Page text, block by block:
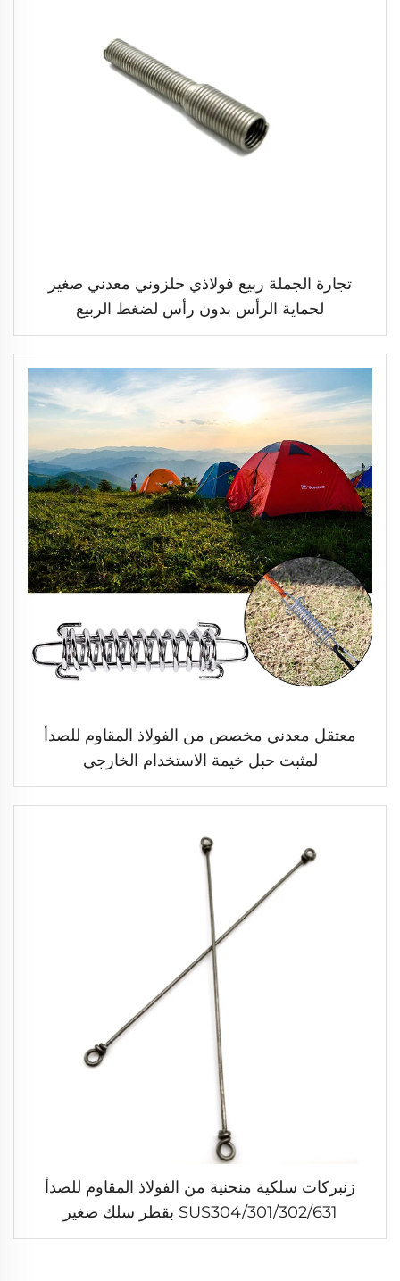
تجارة الجملة ربيع فولاذي حلزوني معدني صغير
لحماية الرأس بدون رأس لضغط الربيع
معتقل معدني مخصص من الفولاذ المقاوم للصدأ
لمثبت حبل خيمة الاستخدام الخارجي
زنبركات سلكية منحنية من الفولاذ المقاوم للصدأ
SUS304/301/302/631 بقطر سلك صغير